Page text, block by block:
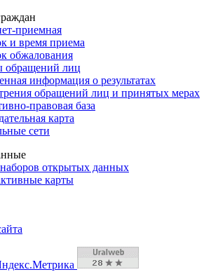
приемная
и время приема
обжалования
обращений лиц
информация о результатах
обращений лиц и принятых мерах
правовая база
карта
сети
наборов открытых данных
карты